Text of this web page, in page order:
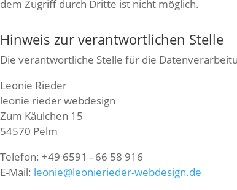
dem Zugriff durch Dritte ist nicht möglich.
Hinweis zur verantwortlichen Stelle
Die verantwortliche Stelle für die
Leonie Rieder
leonie rieder webdesign
Zum Käulchen 15
54570 Pelm
Telefon: +49 6591 - 66 58 916
E-Mail: leonie@leonierieder-webdesign.de